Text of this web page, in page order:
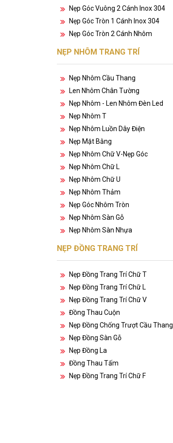
Nẹp Góc Vuông 2 Cánh Inox 304
Nẹp Góc Tròn 1 Cánh Inox 304
Nẹp Góc Tròn 2 Cánh Nhôm
NẸP NHÔM TRANG TRÍ
Nẹp Nhôm Cầu Thang
Len Nhôm Chân Tường
Nẹp Nhôm - Len Nhôm Đèn Led
Nẹp Nhôm T
Nẹp Nhôm Luồn Dây Điện
Nẹp Mặt Bằng
Nẹp Nhôm Chữ V-Nẹp Góc
Nẹp Nhôm Chữ L
Nẹp Nhôm Chữ U
Nẹp Nhôm Thảm
Nẹp Góc Nhôm Tròn
Nẹp Nhôm Sàn Gỗ
Nẹp Nhôm Sàn Nhựa
NẸP ĐỒNG TRANG TRÍ
Nẹp Đồng Trang Trí Chữ T
Nẹp Đồng Trang Trí Chữ L
Nẹp Đồng Trang Trí Chữ V
Đồng Thau Cuộn
Nẹp Đồng Chống Trượt Cầu Thang
Nẹp Đồng Sàn Gỗ
Nẹp Đồng La
Đồng Thau Tấm
Nẹp Đồng Trang Trí Chữ F